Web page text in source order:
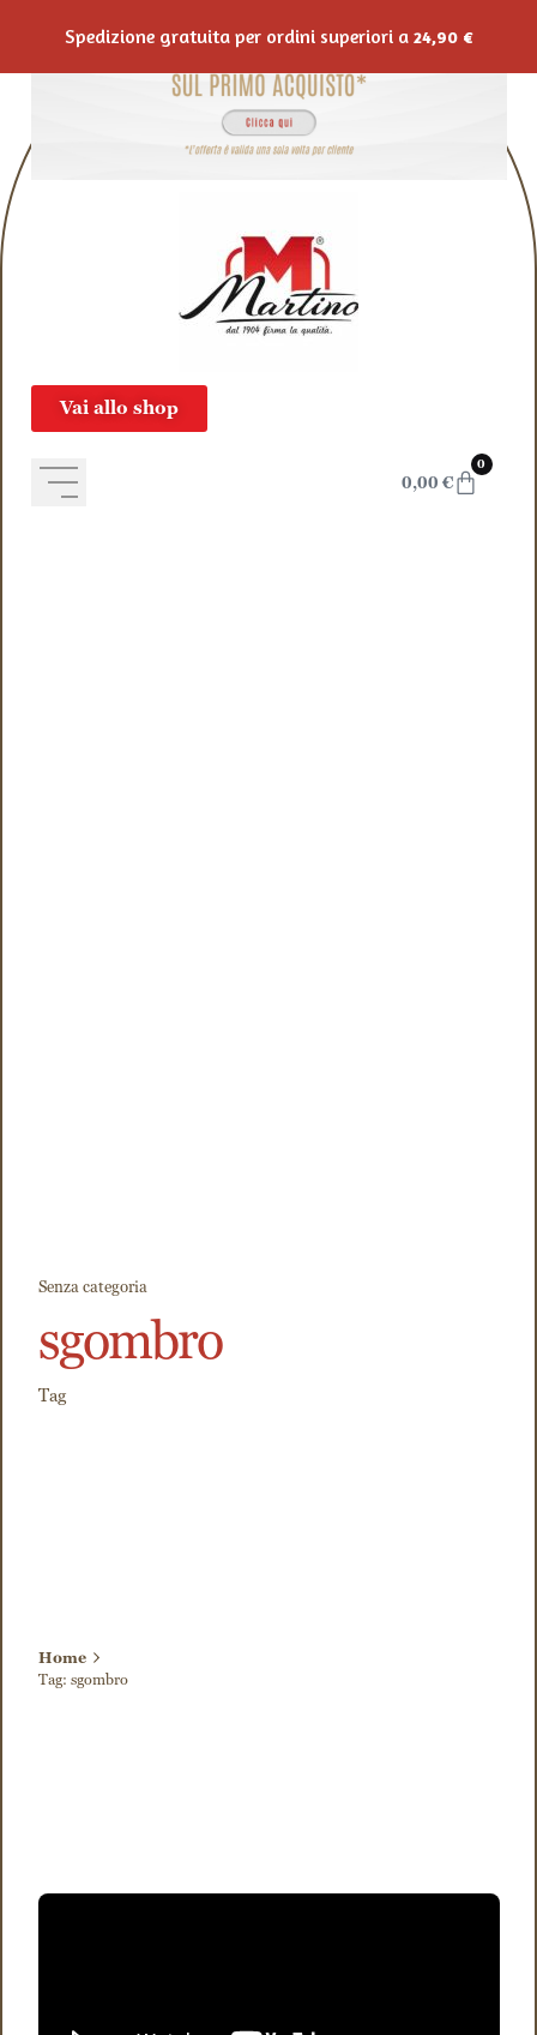
Vai allo shop
0,00 €
0
Senza categoria
sgombro
Tag
Home
Tag: sgombro
Spedizione gratuita per ordini superiori a 24,90 €